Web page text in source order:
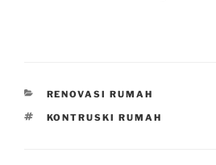
CATEGORIES
RENOVASI RUMAH
TAGS
KONTRUSKI RUMAH